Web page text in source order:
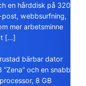
en hårddisk på 320
webbsurfning,
mer arbetsminne
[…]
bärbar dator
och en snabb
8 GB